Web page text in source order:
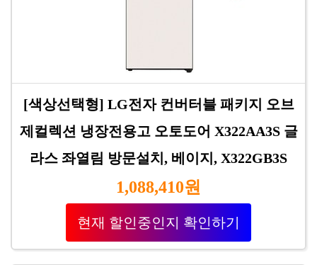
[색상선택형] LG전자 컨버터블 패키지 오브
제컬렉션 냉장전용고 오토도어 X322AA3S 글
라스 좌열림 방문설치, 베이지, X322GB3S
1,088,410원
현재 할인중인지 확인하기